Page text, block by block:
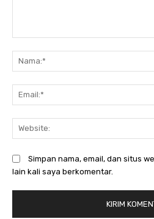
Simpan nama, email, dan situs
lain kali saya berkomentar.